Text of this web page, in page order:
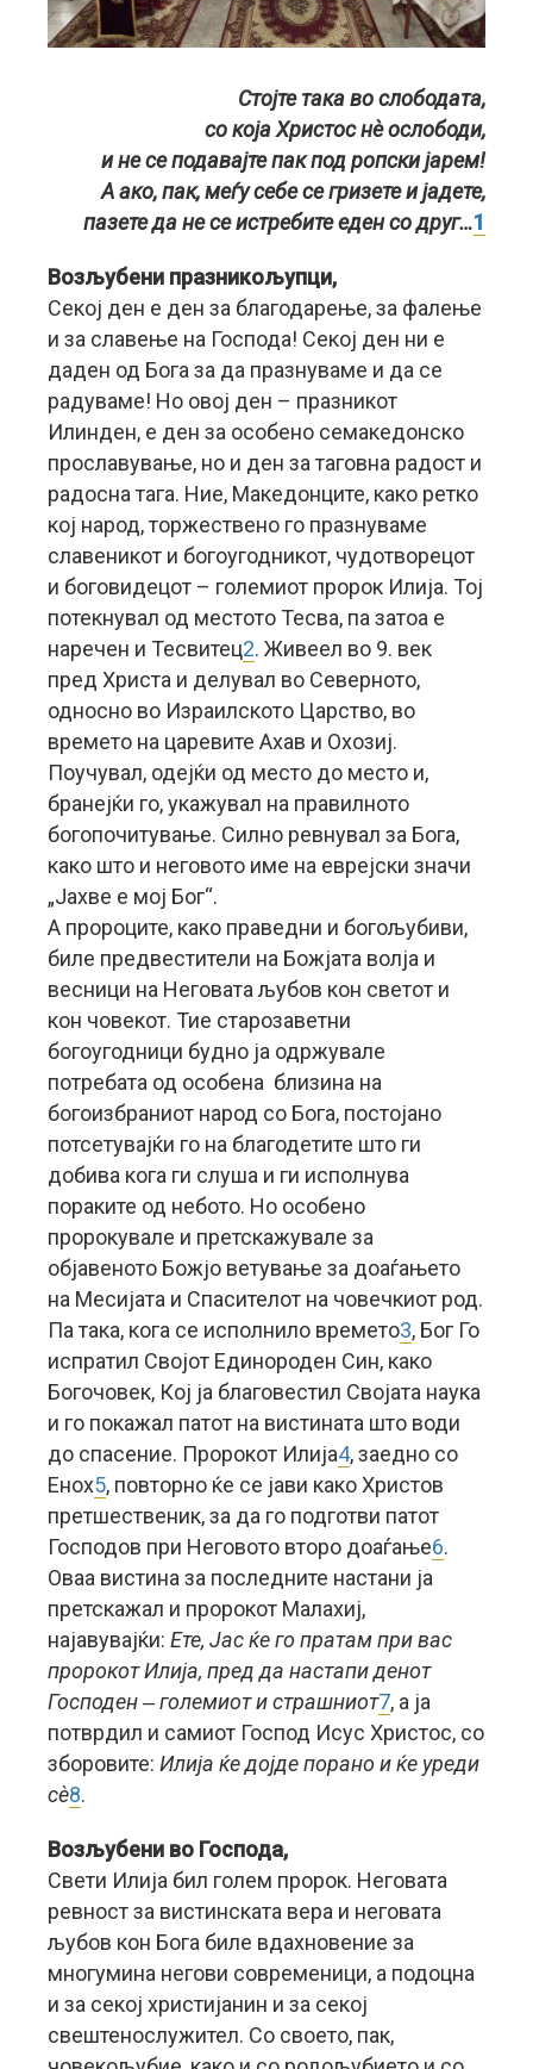
Стојте така во слободата,
со која Христос нѐ ослободи,
и не се подавајте пак под ропски јарем!
А ако, пак, меѓу себе се гризете и јадете,
пазете да не се истребите еден со друг…1
Возљубени празникољупци,
Секој ден е ден за благодарење, за фалење
и за славење на Господа! Секој ден ни е
даден од Бога за да празнуваме и да се
радуваме! Но овој ден – празникот
Илинден, е ден за особено семакедонско
прославување, но и ден за таговна радост и
радосна тага. Ние, Македонците, како ретко
кој народ, торжествено го празнуваме
славеникот и богоугодникот, чудотворецот
и боговидецот – големиот пророк Илија. Тој
потекнувал од местото Тесва, па затоа е
наречен и Тесвитец2. Живеел во 9. век
пред Христа и делувал во Северното,
односно во Израилското Царство, во
времето на царевите Ахав и Охозиј.
Поучувал, одејќи од место до место и,
бранејќи го, укажувал на правилното
богопочитување. Силно ревнувал за Бога,
како што и неговото име на еврејски значи
„Јахве е мој Бог“.
А пророците, како праведни и богољубиви,
биле предвестители на Божјата волја и
весници на Неговата љубов кон светот и
кон човекот. Тие старозаветни
богоугодници будно ја одржувале
потребата од особена близина на
богоизбраниот народ со Бога, постојано
потсетувајќи го на благодетите што ги
добива кога ги слуша и ги исполнува
пораките од небото. Но особено
пророкувале и претскажувале за
објавеното Божјо ветување за доаѓањето
на Месијата и Спасителот на човечкиот род.
Па така, кога се исполнило времето3, Бог Го
испратил Својот Единороден Син, како
Богочовек, Кој ја благовестил Својата наука
и го покажал патот на вистината што води
до спасение. Пророкот Илија4, заедно со
Енох5, повторно ќе се јави како Христов
претшественик, за да го подготви патот
Господов при Неговото второ доаѓање6.
Оваа вистина за последните настани ја
претскажал и пророкот Малахиј,
најавувајќи: Ете, Јас ќе го пратам при вас
пророкот Илија, пред да настапи денот
Господен ‒ големиот и страшниот7, а ја
потврдил и самиот Господ Исус Христос, со
зборовите: Илија ќе дојде порано и ќе уреди
сè8.
Возљубени во Господа,
Свети Илија бил голем пророк. Неговата
ревност за вистинската вера и неговата
љубов кон Бога биле вдахновение за
многумина негови современици, а подоцна
и за секој христијанин и за секој
свештенослужител. Со своето, пак,